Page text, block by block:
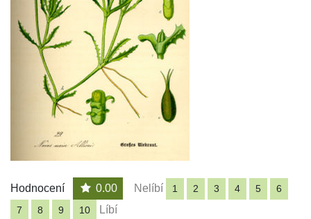
Hodnocení 0.00 Nelíbí 1 2 3 4 5
6
7
8 9 10 Líbí